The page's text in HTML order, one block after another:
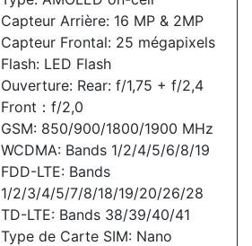
Capteur Arrière: 16 MP & 2MP
Capteur Frontal: 25 mégapixels
Flash: LED Flash
Ouverture: Rear: f/1,75 + f/2,4
Front：f/2,0
GSM: 850/900/1800/1900 MHz
WCDMA: Bands 1/2/4/5/6/8/19
FDD-LTE: Bands
1/2/3/4/5/7/8/18/19/20/26/28
TD-LTE: Bands 38/39/40/41
Type de Carte SIM: Nano